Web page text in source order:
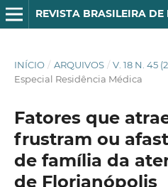
INÍCIO / ARQUIVOS / V. 18 N. 45
Especial Residência Médica
Fatores que
frustram ou
de família da
de Florianópolis